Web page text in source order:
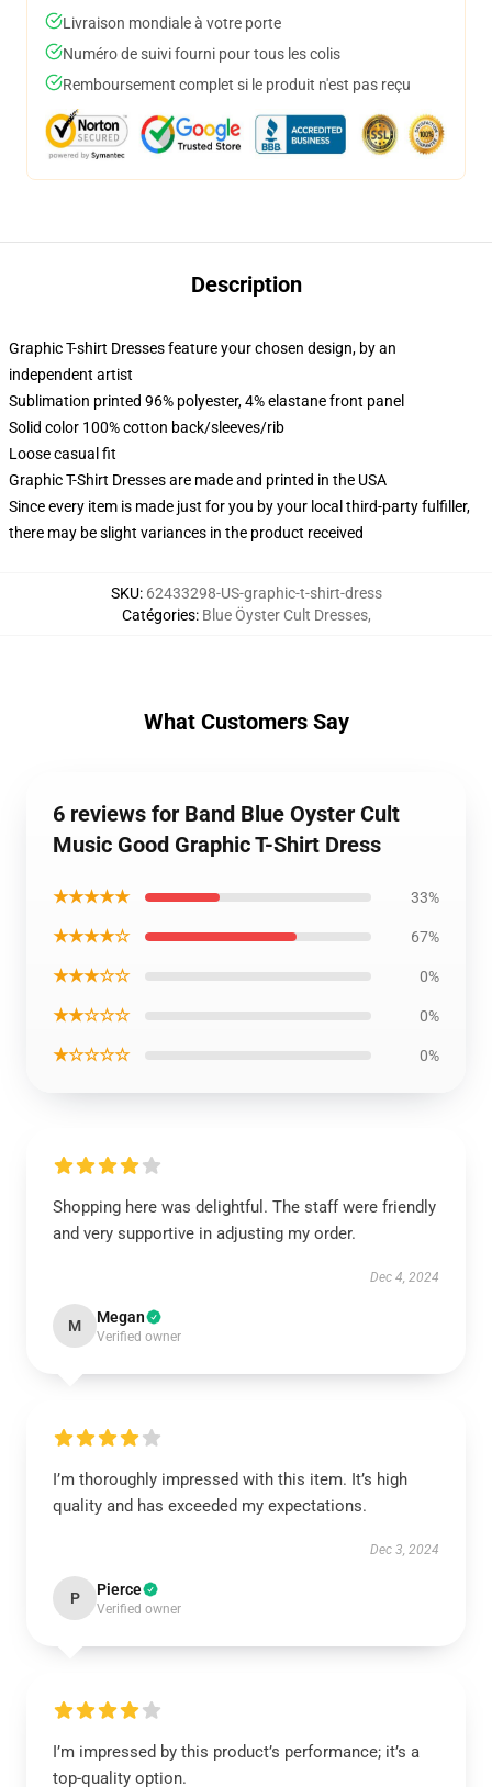
Livraison mondiale à votre porte
Numéro de suivi fourni pour tous les colis
Remboursement complet si le produit n'est pas reçu
Description
Graphic T-shirt Dresses feature your chosen design, by an
independent artist
Sublimation printed 96% polyester, 4% elastane front panel
Solid color 100% cotton back/sleeves/rib
Loose casual fit
Graphic T-Shirt Dresses are made and printed in the USA
Since every item is made just for you by your local third-party fulfiller,
there may be slight variances in the product received
SKU: 62433298-US-graphic-t-shirt-dress
Catégories: Blue Öyster Cult Dresses,
What Customers Say
6 reviews for Band Blue Oyster Cult
Music Good Graphic T-Shirt Dress
★★★★★ 33%
★★★★☆ 67%
★★★☆☆ 0%
★★☆☆☆ 0%
★☆☆☆☆ 0%
Shopping here was delightful. The staff were friendly
and very supportive in adjusting my order.
Dec 4, 2024
M Megan
Verified owner
I’m thoroughly impressed with this item. It’s high
quality and has exceeded my expectations.
Dec 3, 2024
P Pierce
Verified owner
I’m impressed by this product’s performance; it’s a
top-quality option.